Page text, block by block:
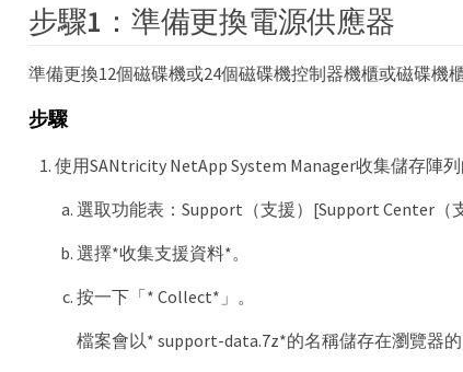
步驟1：準備更換電源供應器
準備更換12個磁碟機或24個磁碟機控制器機櫃或磁碟機
步驟
使用SANtricity NetApp System Manager收集儲存陣列
選取功能表：Support（支援）[Support Center（
選擇*收集支援資料*。
按一下「* Collect*」。
檔案會以* support-data.7z*的名稱儲存在瀏覽器的